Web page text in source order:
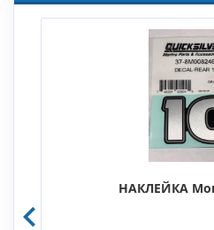
НАКЛЕЙКА